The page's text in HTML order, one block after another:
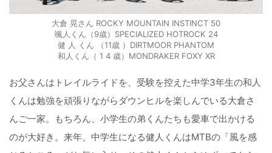
大倉 晃さん ROCKY MOUNTAIN INSTINCT 50
颯人くん（9歳）SPECIALIZED HOTROCK 24
健 人 くん （11歳 ）DIRTMOOR PHANTOM
和人くん（ 1 4 歳）MONDRAKER FOXY XR
お父さんはトレイルライドを、受験を控えた中学3年生の和人
くんは勉強を頑張りながらダウンヒルを楽しんでいる大倉さ
んご一家。もちろん、小学生の弟くんたちも愛車で出かける
のが大好き。来年、中学生になる健人くんはMTBの「風を感